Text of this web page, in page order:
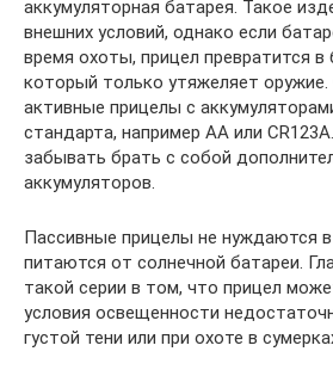
аккумуляторная батарея. Такое
внешних условий, однако если
время охоты, прицел превратится в
который только утяжеляет
активные прицелы с
стандарта, например АА или
забывать брать с собой
аккумуляторов.
Пассивные прицелы не нуждаются в
питаются от солнечной батареи.
такой серии в том, что прицел
условия освещенности
густой тени или при охоте в